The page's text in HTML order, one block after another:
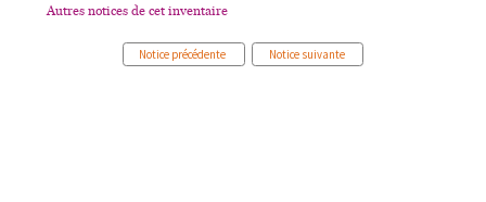
Autres notices de cet inventaire
Notice précédente Notice suivante